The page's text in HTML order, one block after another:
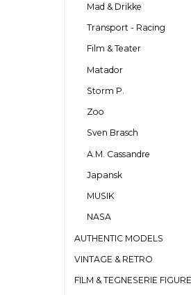
Mad & Drikke
Transport - Racing
Film & Teater
Matador
Storm P.
Zoo
Sven Brasch
A.M. Cassandre
Japansk
MUSIK
NASA
AUTHENTIC MODELS
VINTAGE & RETRO
FILM & TEGNESERIE